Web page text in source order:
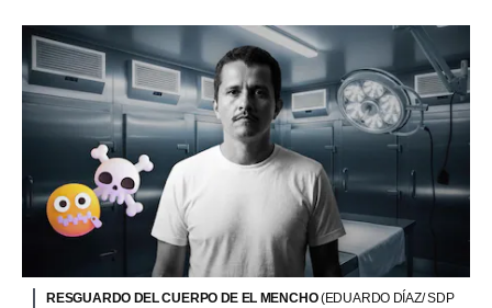
RESGUARDO DEL CUERPO DE EL MENCHO(EDUARDO DÍAZ/ SDP